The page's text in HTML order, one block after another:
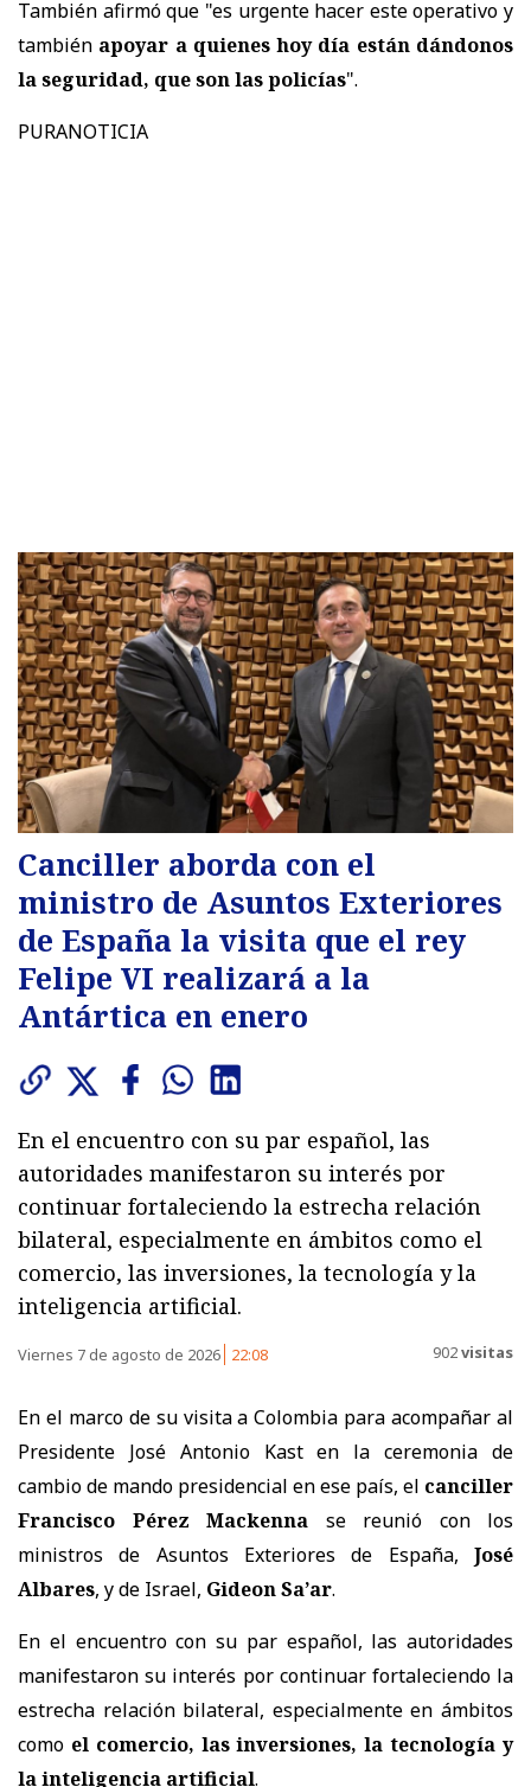
También afirmó que "es urgente hacer este operativo y
también apoyar a quienes hoy día están dándonos
la seguridad, que son las policías".
PURANOTICIA
Canciller aborda con el
ministro de Asuntos Exteriores
de España la visita que el rey
Felipe VI realizará a la
Antártica en enero
En el encuentro con su par español, las
autoridades manifestaron su interés por
continuar fortaleciendo la estrecha relación
bilateral, especialmente en ámbitos como el
comercio, las inversiones, la tecnología y la
inteligencia artificial.
Viernes 7 de agosto de 2026 22:08 902visitas
En el marco de su visita a Colombia para acompañar al
Presidente José Antonio Kast en la ceremonia de
cambio de mando presidencial en ese país, el canciller
Francisco Pérez Mackenna se reunió con los
ministros de Asuntos Exteriores de España, José
Albares, y de Israel, Gideon Sa’ar.
En el encuentro con su par español, las autoridades
manifestaron su interés por continuar fortaleciendo la
estrecha relación bilateral, especialmente en ámbitos
como el comercio, las inversiones, la tecnología y
la inteligencia artificial.